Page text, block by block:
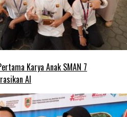
Karya Anak SMAN 7
AI